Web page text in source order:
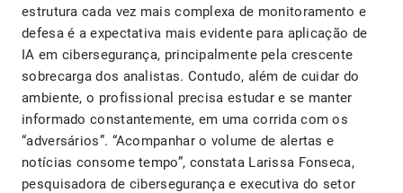
estrutura cada vez mais complexa de monitoramento e
defesa é a expectativa mais evidente para aplicação de
IA em cibersegurança, principalmente pela crescente
sobrecarga dos analistas. Contudo, além de cuidar do
ambiente, o profissional precisa estudar e se manter
informado constantemente, em uma corrida com os
“adversários”. “Acompanhar o volume de alertas e
notícias consome tempo”, constata Larissa Fonseca,
pesquisadora de cibersegurança e executiva do setor